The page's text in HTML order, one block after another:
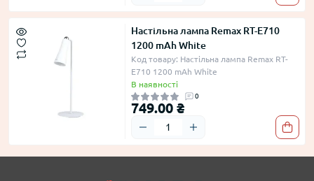
Настільна лампа Remax RT-E710
1200 mAh White
Код товару: Настільна лампа Remax RT-
E710 1200 mAh White
В наявності
0
749.00 ₴